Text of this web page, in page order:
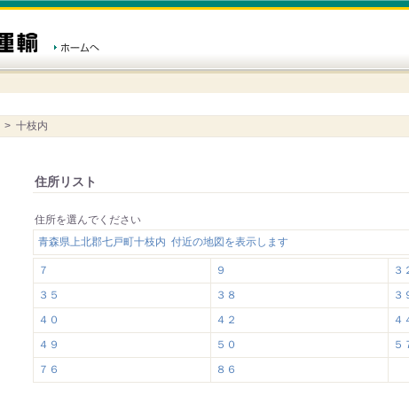
> 十枝内
住所リスト
住所を選んでください
青森県上北郡七戸町十枝内 付近の地図を表示します
７ ９
３
３５
３８
３
４０
４２
４
４９
５０
５
７６
８６